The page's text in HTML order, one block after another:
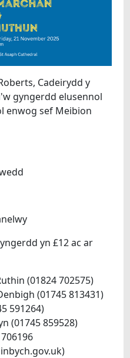
Cadeirydd y
gyngerdd elusennol
enwog sef Meibion
yn £12 ac ar
(01824 702575)
(01745 813431)
591264)
(01745 859528)